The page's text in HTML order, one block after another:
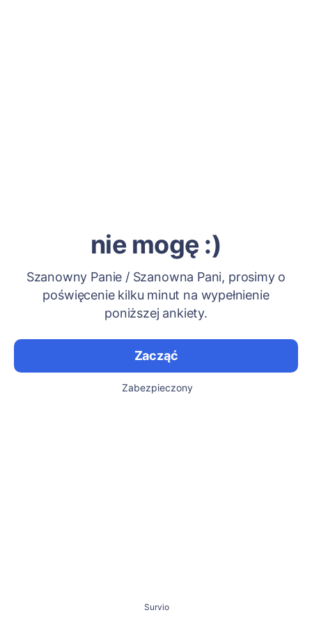
nie mogę :)
Szanowny Panie / Szanowna Pani, prosimy o
poświęcenie kilku minut na wypełnienie
poniższej ankiety.
Zacząć
Zabezpieczony
Survio